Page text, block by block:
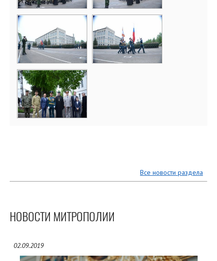
Все новости раздела
НОВОСТИ МИТРОПОЛИИ
02.09.2019